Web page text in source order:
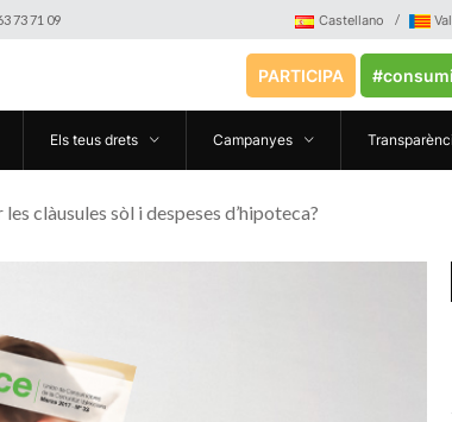
73 71 09 Castellano
PARTICIPA
Els teus drets Campanyes
clàusules sòl i despeses d’hipoteca?